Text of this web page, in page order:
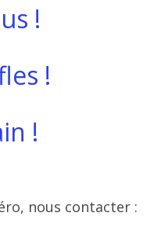
!
!
!
nous contacter :